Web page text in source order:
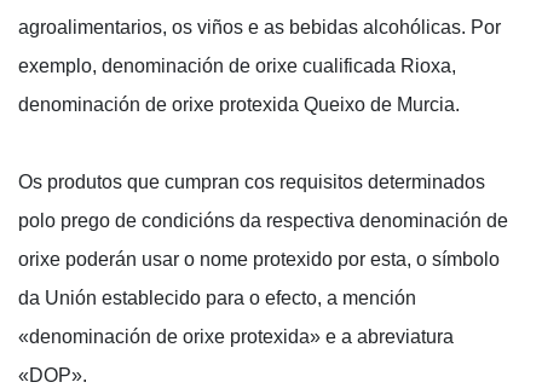
agroalimentarios, os viños e as bebidas alcohólicas. Por
exemplo, denominación de orixe cualificada Rioxa,
denominación de orixe protexida Queixo de Murcia.
Os produtos que cumpran cos requisitos determinados
polo prego de condicións da respectiva denominación de
orixe poderán usar o nome protexido por esta, o símbolo
da Unión establecido para o efecto, a mención
«denominación de orixe protexida» e a abreviatura
«DOP».